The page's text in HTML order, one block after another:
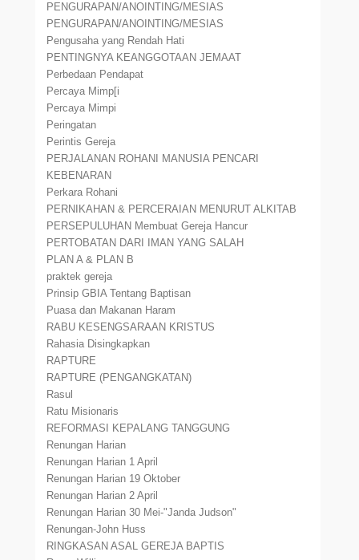
PENGURAPAN/ANOINTING/MESIAS
PENGURAPAN/ANOINTING/MESIAS
Pengusaha yang Rendah Hati
PENTINGNYA KEANGGOTAAN JEMAAT
Perbedaan Pendapat
Percaya Mimp[i
Percaya Mimpi
Peringatan
Perintis Gereja
PERJALANAN ROHANI MANUSIA PENCARI
KEBENARAN
Perkara Rohani
PERNIKAHAN & PERCERAIAN MENURUT ALKITAB
PERSEPULUHAN Membuat Gereja Hancur
PERTOBATAN DARI IMAN YANG SALAH
PLAN A & PLAN B
praktek gereja
Prinsip GBIA Tentang Baptisan
Puasa dan Makanan Haram
RABU KESENGSARAAN KRISTUS
Rahasia Disingkapkan
RAPTURE
RAPTURE (PENGANGKATAN)
Rasul
Ratu Misionaris
REFORMASI KEPALANG TANGGUNG
Renungan Harian
Renungan Harian 1 April
Renungan Harian 19 Oktober
Renungan Harian 2 April
Renungan Harian 30 Mei-"Janda Judson"
Renungan-John Huss
RINGKASAN ASAL GEREJA BAPTIS